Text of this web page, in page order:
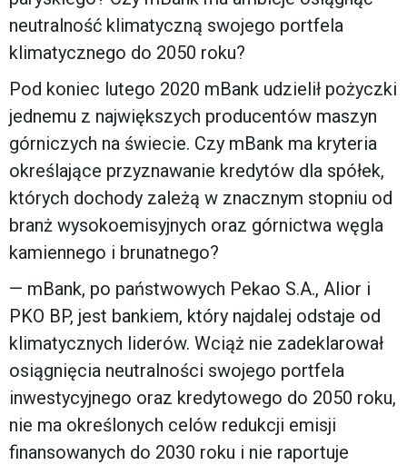
neutralność klimatyczną swojego portfela
klimatycznego do 2050 roku?
Pod koniec lutego 2020 mBank udzielił pożyczki
jednemu z największych producentów maszyn
górniczych na świecie. Czy mBank ma kryteria
określające przyznawanie kredytów dla spółek,
których dochody zależą w znacznym stopniu od
branż wysokoemisyjnych oraz górnictwa węgla
kamiennego i brunatnego?
— mBank, po państwowych Pekao S.A., Alior i
PKO BP, jest bankiem, który najdalej odstaje od
klimatycznych liderów. Wciąż nie zadeklarował
osiągnięcia neutralności swojego portfela
inwestycyjnego oraz kredytowego do 2050 roku,
nie ma określonych celów redukcji emisji
finansowanych do 2030 roku i nie raportuje